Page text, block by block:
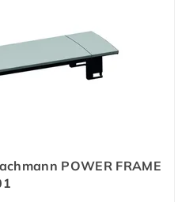
POWER FRAME